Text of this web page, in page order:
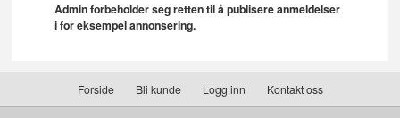
Admin forbeholder seg retten til å publisere anmeldelser
i for eksempel annonsering.
Forside Bli kunde Logg inn Kontakt oss